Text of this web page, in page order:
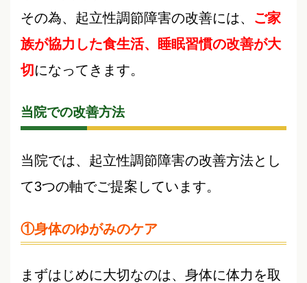
その為、起立性調節障害の改善には、 ご家
族が協力した食生活、睡眠習慣の改善が大
切になってきます。
当院での改善方法
当院では、起立性調節障害の改善方法とし
て3つの軸でご提案しています。
①身体のゆがみのケア
まずはじめに大切なのは、身体に体力を取